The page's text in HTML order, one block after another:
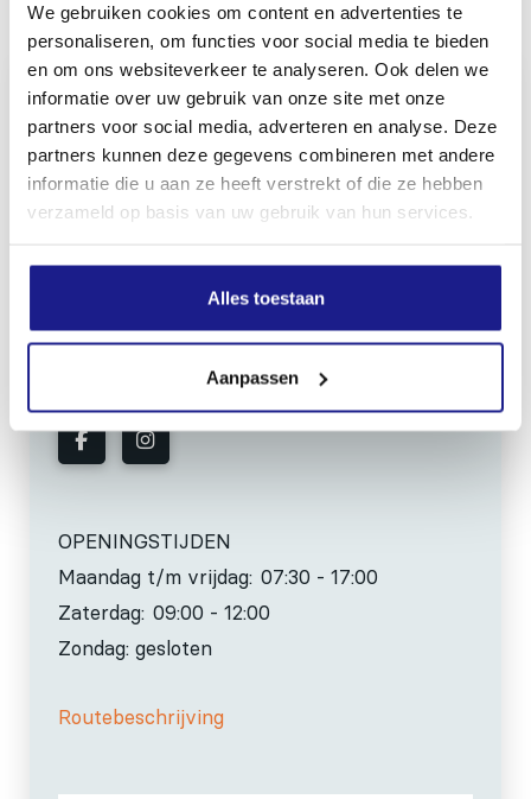
We gebruiken cookies om content en advertenties te
personaliseren, om functies voor social media te bieden
en om ons websiteverkeer te analyseren. Ook delen we
informatie over uw gebruik van onze site met onze
partners voor social media, adverteren en analyse. Deze
partners kunnen deze gegevens combineren met andere
informatie die u aan ze heeft verstrekt of die ze hebben
verzameld op basis van uw gebruik van hun services.
Alles toestaan
Aanpassen
MECHANISATIE FRANEKER
Kiehoek 26
8801 RD Franeker
info@mechanisatiefraneker.nl
06-83139573
OPENINGSTIJDEN
Maandag t/m vrijdag: 07:30 - 17:00
Zaterdag: 09:00 - 12:00
Zondag: gesloten
Routebeschrijving